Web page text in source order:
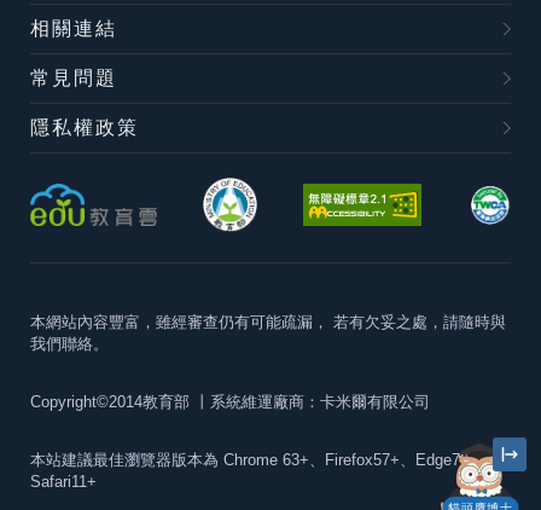
相關連結
常見問題
隱私權政策
本網站內容豐富，雖經審查仍有可能疏漏， 若有欠妥之處，請隨時與
我們聯絡。
Copyright©2014教育部 丨系統維運廠商：卡米爾有限公司
本站建議最佳瀏覽器版本為 Chrome 63+、Firefox57+、Edge79+及
Safari11+